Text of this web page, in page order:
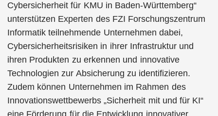
Cybersicherheit für KMU in Baden-Württemberg“
unterstützen Experten des FZI Forschungszentrum
Informatik teilnehmende Unternehmen dabei,
Cybersicherheitsrisiken in ihrer Infrastruktur und
ihren Produkten zu erkennen und innovative
Technologien zur Absicherung zu identifizieren.
Zudem können Unternehmen im Rahmen des
Innovationswettbewerbs „Sicherheit mit und für KI“
eine Förderung für die Entwicklung innovativer